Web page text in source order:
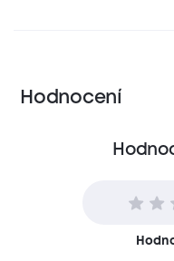
Hodnocení